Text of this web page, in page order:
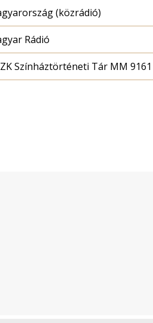
(közrádió)
Rádió
Színháztörténeti Tár MM 9161